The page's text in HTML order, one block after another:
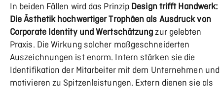
In beiden Fällen wird das Prinzip Design trifft Handwerk:
Die Ästhetik hochwertiger Trophäen als Ausdruck von
Corporate Identity und Wertschätzungzur gelebten
Praxis. Die Wirkung solcher maßgeschneiderten
Auszeichnungen ist enorm. Intern stärken sie die
Identifikation der Mitarbeiter mit dem Unternehmen und
motivieren zu Spitzenleistungen. Extern dienen sie als